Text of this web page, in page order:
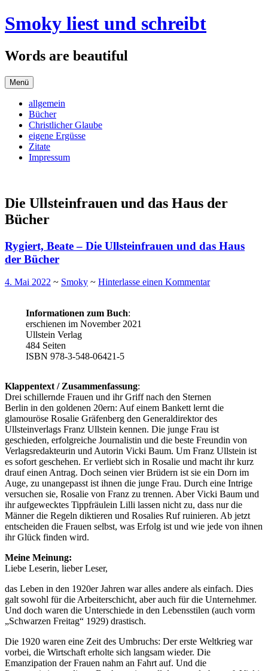
Zum
Inhalt
Smoky liest und schreibt
Words are beautiful
Menü
allgemein
Bücher
Christlicher Glaube
eigene Ergüsse
Zitate
Impressum
Die Ullsteinfrauen und das Haus der
Bücher
Rygiert, Beate – Die Ullsteinfrauen und das Haus
der Bücher
4. Mai 2022 ~ Smoky ~ Hinterlasse einen Kommentar
Informationen zum Buch:
erschienen im November 2021
Ullstein Verlag
484 Seiten
ISBN 978-3-548-06421-5
Klappentext / Zusammenfassung:
Drei schillernde Frauen und ihr Griff nach den Sternen
Berlin in den goldenen 20ern: Auf einem Bankett lernt die
glamouröse Rosalie Gräfenberg den Generaldirektor des
Ullsteinverlags Franz Ullstein kennen. Die junge Frau ist
geschieden, erfolgreiche Journalistin und die beste Freundin von
Verlagsredakteurin und Autorin Vicki Baum. Um Franz Ullstein ist
es sofort geschehen. Er verliebt sich in Rosalie und macht ihr kurz
drauf einen Antrag. Doch seinen vier Brüdern ist sie ein Dorn im
Auge, zu unangepasst ist ihnen die junge Frau. Durch eine Intrige
versuchen sie, Rosalie von Franz zu trennen. Aber Vicki Baum und
ihr aufgewecktes Tippfräulein Lilli lassen nicht zu, dass nur die
Männer die Regeln diktieren und Rosalies Ruf ruinieren. Ab jetzt
entscheiden die Frauen selbst, was Erfolg ist und wie jede von ihnen
ihr Glück finden wird.
Meine Meinung:
Liebe Leserin, lieber Leser,
das Leben in den 1920er Jahren war alles andere als einfach. Dies
galt sowohl für die Arbeiterschicht, aber auch für die Unternehmer.
Und doch waren die Unterschiede in den Lebensstilen (auch vorm
„Schwarzen Freitag“ 1929) drastisch.
Die 1920 waren eine Zeit des Umbruchs: Der erste Weltkrieg war
vorbei, die Wirtschaft erholte sich langsam wieder. Die
Emanzipation der Frauen nahm an Fahrt auf. Und die